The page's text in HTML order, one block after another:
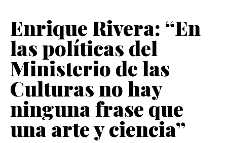
Enrique Rivera: “En
las políticas del
Ministerio de las
Culturas no hay
ninguna frase que
una arte y ciencia”